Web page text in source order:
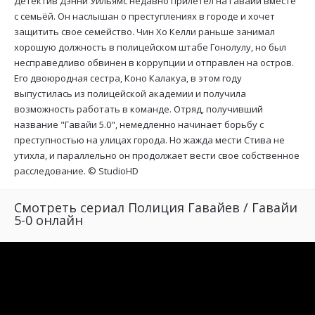
с семьёй. Он наслышан о преступлениях в городе и хочет
защитить свое семейство. Чин Хо Келли раньше занимал
хорошую должность в полицейском штабе Гонолулу, но был
несправедливо обвинен в коррупции и отправлен на остров.
Его двоюродная сестра, Коно Калакуа, в этом году
выпустилась из полицейской академии и получила
возможность работать в команде. Отряд, получивший
название "Гавайи 5.0", немедленно начинает борьбу с
преступностью на улицах города. Но жажда мести Стива не
утихла, и параллельно он продолжает вести свое собственное
расследование. © StudioHD
Смотреть сериал Полиция Гавайев / Гавайи
5-0 онлайн